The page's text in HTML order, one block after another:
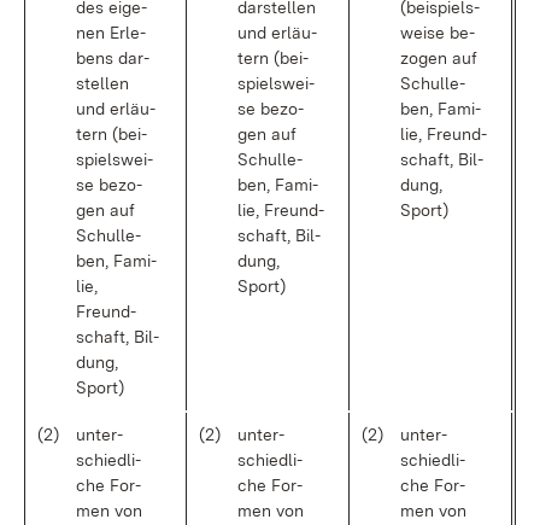
des ei­ge­
nen Er­le­
bens dar­
stel­len
und er­läu­
tern (bei­
spiels­wei­
se be­zo­
gen auf
Schul­le­
ben, Fa­mi­
lie,
Freund­
schaft, Bil­
dung,
Sport)
dar­stel­len
und er­läu­
tern (bei­
spiels­wei­
se be­zo­
gen auf
Schul­le­
ben, Fa­mi­
lie, Freund­
schaft, Bil­
dung,
Sport)
(bei­spiels­
wei­se be­
zo­gen auf
Schul­le­
ben, Fa­mi­
lie, Freund­
schaft, Bil­
dung,
Sport)
(2)
un­ter­
schied­li­
che For­
men von
(2)
un­ter­
schied­li­
che For­
men von
(2)
un­ter­
schied­li­
che For­
men von